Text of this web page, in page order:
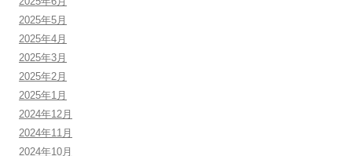
2025年5月
2025年4月
2025年3月
2025年2月
2025年1月
2024年12月
2024年11月
2024年10月